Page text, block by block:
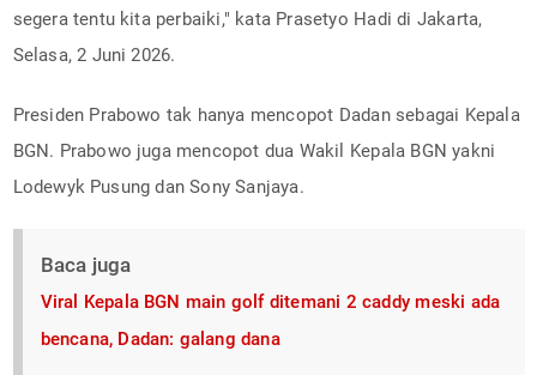
segera tentu kita perbaiki," kata Prasetyo Hadi di Jakarta,
Selasa, 2 Juni 2026.
Presiden Prabowo tak hanya mencopot Dadan sebagai Kepala
BGN. Prabowo juga mencopot dua Wakil Kepala BGN yakni
Lodewyk Pusung dan Sony Sanjaya.
Baca juga
Viral Kepala BGN main golf ditemani 2 caddy meski ada
bencana, Dadan: galang dana